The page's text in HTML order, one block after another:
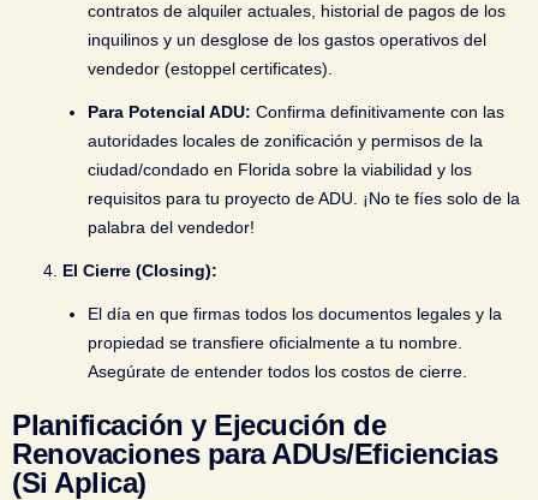
contratos de alquiler actuales, historial de pagos de los
inquilinos y un desglose de los gastos operativos del
vendedor (estoppel certificates).
Para Potencial ADU: Confirma definitivamente con las
autoridades locales de zonificación y permisos de la
ciudad/condado en Florida sobre la viabilidad y los
requisitos para tu proyecto de ADU. ¡No te fíes solo de la
palabra del vendedor!
El Cierre (Closing):
El día en que firmas todos los documentos legales y la
propiedad se transfiere oficialmente a tu nombre.
Asegúrate de entender todos los costos de cierre.
Planificación y Ejecución de
Renovaciones para ADUs/Eficiencias
(Si Aplica)